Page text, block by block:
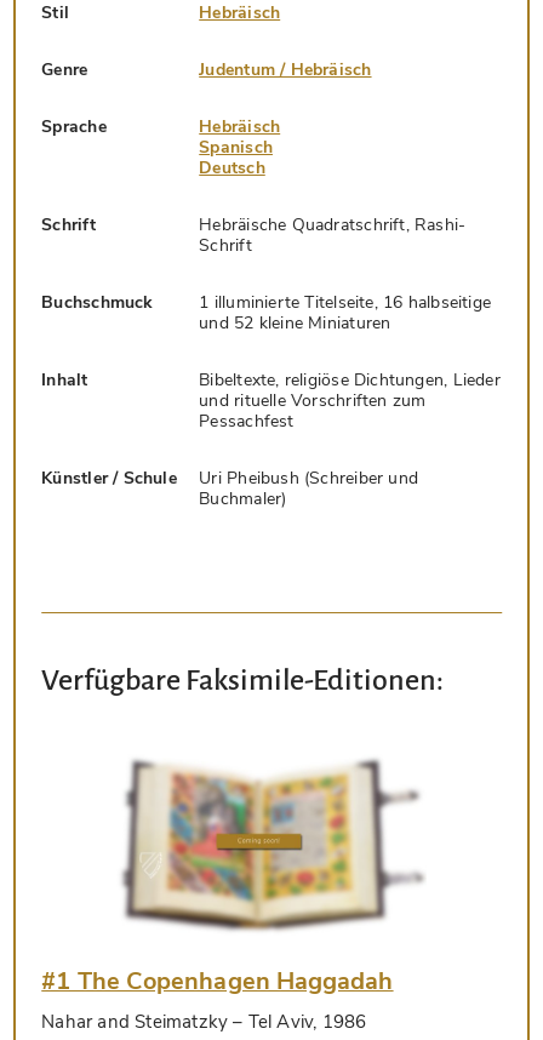
Stil Hebräisch
Genre Judentum / Hebräisch
Sprache
Hebräisch
Spanisch
Deutsch
Schrift
Hebräische Quadratschrift, Rashi-
Schrift
Buchschmuck
1 illuminierte Titelseite, 16 halbseitige
und 52 kleine Miniaturen
Inhalt
Bibeltexte, religiöse Dichtungen, Lieder
und rituelle Vorschriften zum
Pessachfest
Künstler / Schule
Uri Pheibush (Schreiber und
Buchmaler)
Verfügbare Faksimile-Editionen:
#1 The Copenhagen Haggadah
Nahar and Steimatzky – Tel Aviv, 1986